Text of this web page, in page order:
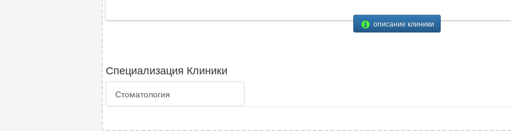
описание клиники
Специализация Клиники
Стоматология